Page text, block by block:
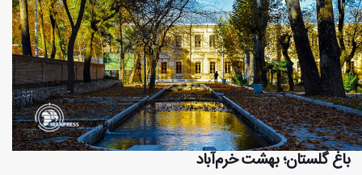
باغ گلستان؛ بهشت خرم‌آباد